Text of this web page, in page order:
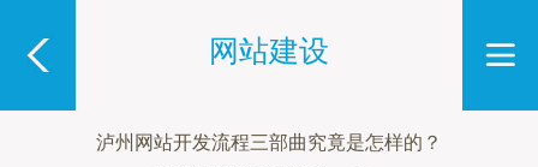
网站建设
泸州网站开发流程三部曲究竟是怎样的？